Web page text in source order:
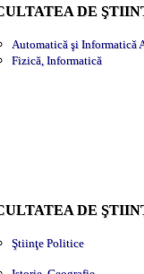
DE
Automatică şi Informatică
Fizică, Informatică
DE
Ştiinţe Politice